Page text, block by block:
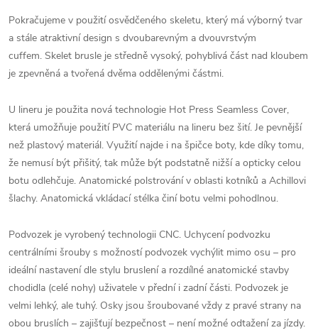
Pokračujeme v použití osvědčeného skeletu, který má výborný tvar
a stále atraktivní design s dvoubarevným a dvouvrstvým
cuffem. Skelet brusle je středně vysoký, pohyblivá část nad kloubem
je zpevněná a tvořená dvěma oddělenými částmi.
U lineru je použita nová technologie Hot Press Seamless Cover,
která umožňuje použití PVC materiálu na lineru bez šití. Je pevnější
než plastový materiál. Využití najde i na špičce boty, kde díky tomu,
že nemusí být přišitý, tak může být podstatně nižší a opticky celou
botu odlehčuje. Anatomické polstrování v oblasti kotníků a Achillovi
šlachy. Anatomická vkládací stélka činí botu velmi pohodlnou.
Podvozek je vyrobený technologii CNC. Uchycení podvozku
centrálními šrouby s možností podvozek vychýlit mimo osu – pro
ideální nastavení dle stylu bruslení a rozdílné anatomické stavby
chodidla (celé nohy) uživatele v přední i zadní části. Podvozek je
velmi lehký, ale tuhý. Osky jsou šroubované vždy z pravé strany na
obou bruslích – zajišťují bezpečnost – není možné odtažení za jízdy.